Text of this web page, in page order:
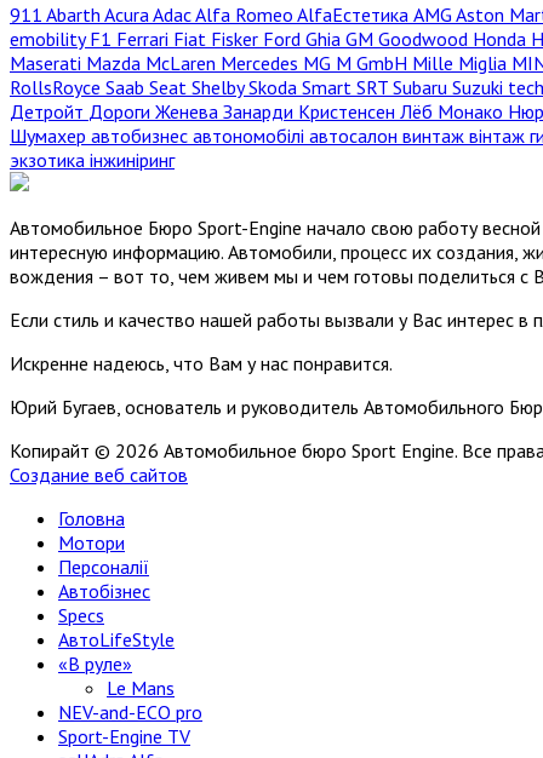
911 Abarth Acura AdacAlfa Romeo AlfaЕстетика AMG Aston
emobilityF1 Ferrari Fiat Fisker Ford Ghia GM Goodwood Honda
Maserati Mazda McLaren Mercedes MG M GmbH Mille Miglia
RollsRoyce Saab Seat ShelbySkoda Smart SRT Subaru Suzuki
Детройт Дороги Женева Занарди Кристенсен Лёб Монако
Шумахер автобизнес автономобілі автосалон винтаж вінтаж
экзотика інжиніринг
Автомобильное Бюро Sport-Engine начало свою работу
интересную информацию. Автомобили, процесс их создания,
вождения – вот то, чем живем мы и чем готовы поделиться с
Если стиль и качество нашей работы вызвали у Вас интерес в
Искренне надеюсь, что Вам у нас понравится.
Юрий Бугаев, основатель и руководитель Автомобильного
Копирайт © 2026 Автомобильное бюро Sport Engine. Все
Создание веб сайтов
Головна
Мотори
Персоналії
Автобізнес
Specs
АвтоLifeStyle
«В руле»
Le Mans
NEV-and-ECO pro
Sport-Engine TV